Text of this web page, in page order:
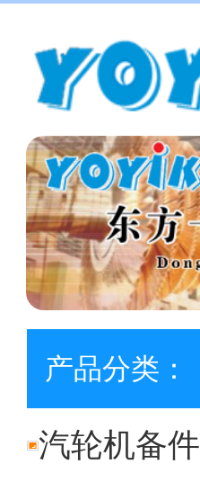
产品分类：
汽轮机备件